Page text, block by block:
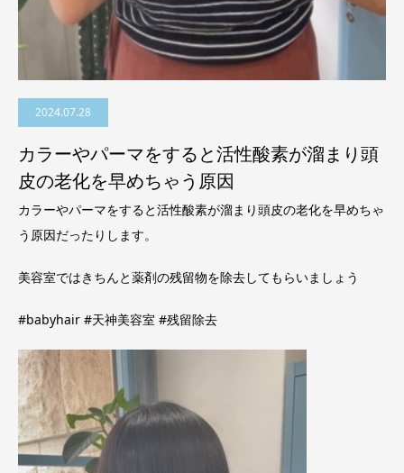
2024.07.28
カラーやパーマをすると活性酸素が溜まり頭
皮の老化を早めちゃう原因
カラーやパーマをすると活性酸素が溜まり頭皮の老化を早めちゃ
う原因だったりします。
美容室ではきちんと薬剤の残留物を除去してもらいましょう
#babyhair #天神美容室 #残留除去